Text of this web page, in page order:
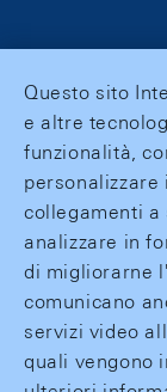
Questo sito
e altre
funzionalità,
collegamenti a
analizzare in
di migliorarne
comunicano
servizi video
quali vengono